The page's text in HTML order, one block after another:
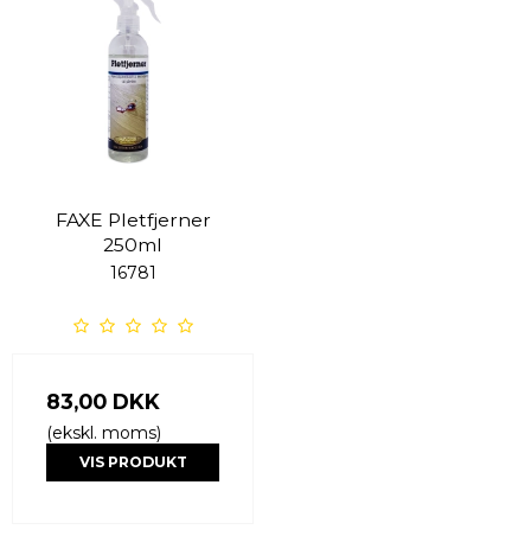
FAXE Pletfjerner
250ml
16781
83,00 DKK
(ekskl. moms)
VIS PRODUKT